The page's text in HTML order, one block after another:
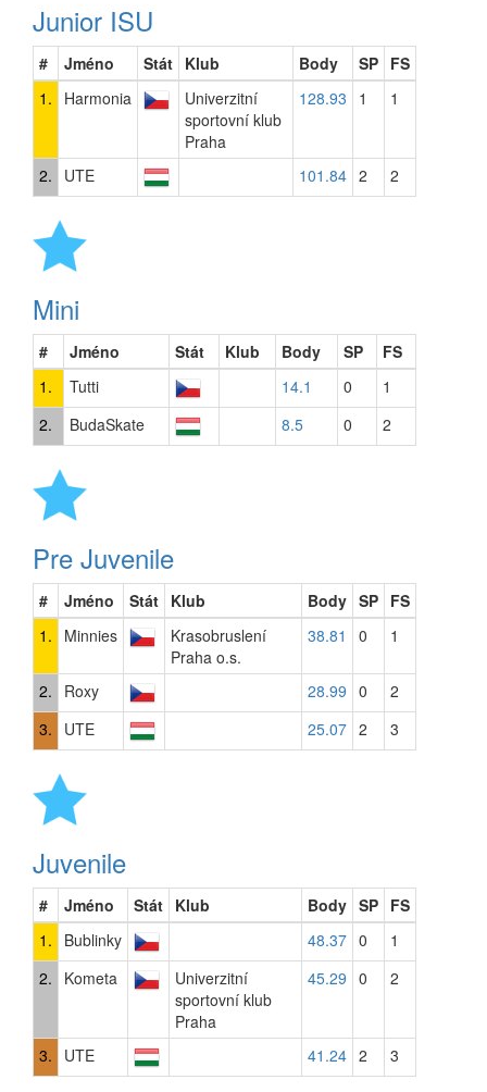
Junior ISU
# Jméno Stát Klub Body SP FS
1.
Harmonia
Univerzitní
sportovní klub
Praha
128.93 1 1
2. UTE 101.84 2 2
Mini
# Jméno Stát Klub Body SP
FS
1.
Tutti 14.1 0
1
2.
BudaSkate 8.5 0 2
Pre Juvenile
# Jméno Stát Klub Body SP FS
1.
Minnies
Krasobruslení
Praha o.s.
38.81 0 1
2. Roxy 28.99 0
2
3.
UTE 25.07 2 3
Juvenile
# Jméno Stát Klub Body SP FS
1.
Bublinky 48.37 0
1
2.
Kometa
Univerzitní
sportovní klub
Praha
45.29 0 2
3. UTE 41.24 2 3